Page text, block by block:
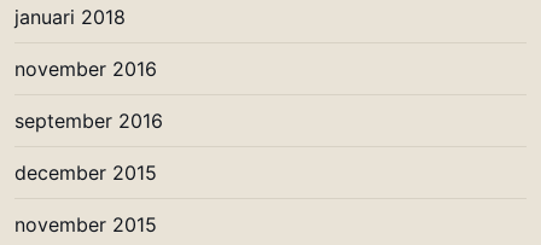
januari 2018
november 2016
september 2016
december 2015
november 2015